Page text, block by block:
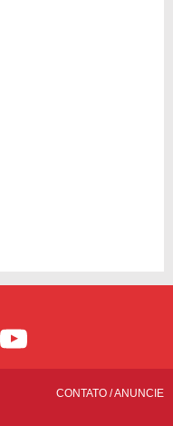
CONTATO /ANUNCIE